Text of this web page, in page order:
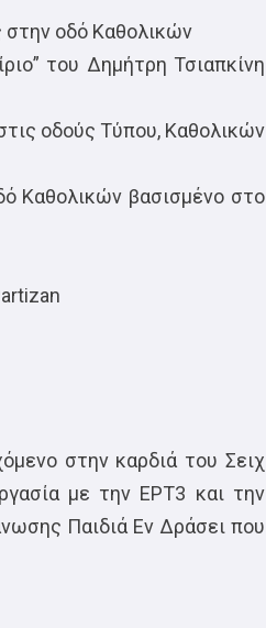
στην οδό Καθολικών
του Δημήτρη Τσιαπκίνη
οδούς Τύπου, Καθολικών
Καθολικών βασισμένο στο
στην καρδιά του Σειχ
με την ΕΡΤ3 και την
Παιδιά Εν Δράσει που